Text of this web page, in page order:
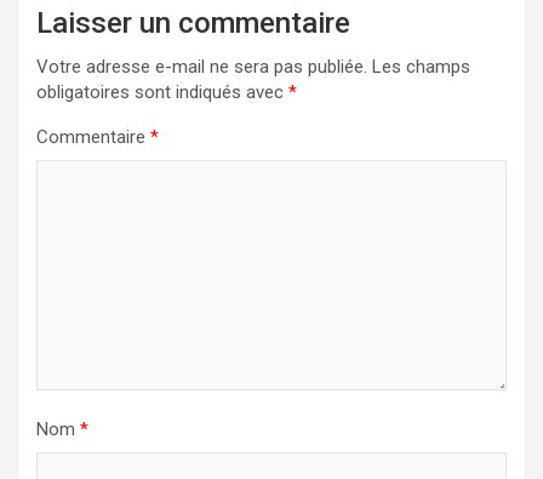
Laisser un commentaire
Votre adresse e-mail ne sera pas publiée. Les champs
obligatoires sont indiqués avec *
Commentaire *
Nom *